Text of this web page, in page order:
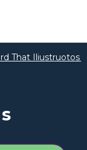
That Iliustruotos